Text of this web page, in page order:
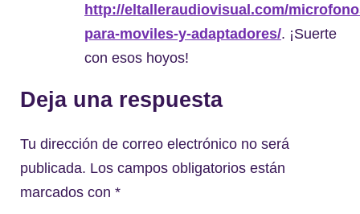
http://eltalleraudiovisual.com/
para-moviles-y-adaptadores/. ¡Suerte
con esos hoyos!
Deja una respuesta
Tu dirección de correo electrónico no será
publicada. Los campos obligatorios están
marcados con *